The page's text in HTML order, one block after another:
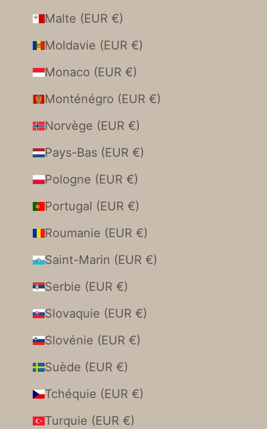
Malte (EUR €)
Moldavie (EUR €)
Monaco (EUR €)
Monténégro (EUR €)
Norvège (EUR €)
Pays-Bas (EUR €)
Pologne (EUR €)
Portugal (EUR €)
Roumanie (EUR €)
Saint-Marin (EUR €)
Serbie (EUR €)
Slovaquie (EUR €)
Slovénie (EUR €)
Suède (EUR €)
Tchéquie (EUR €)
Turquie (EUR €)